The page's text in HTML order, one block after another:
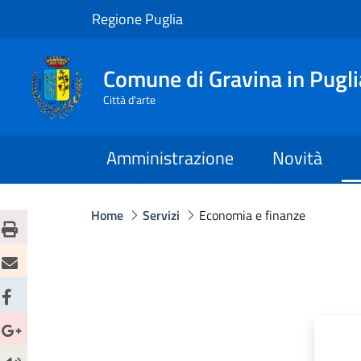
Regione Puglia
Comune di Gravina in
Città d'arte
Amministrazione Novità
Home Servizi Economia e finanze